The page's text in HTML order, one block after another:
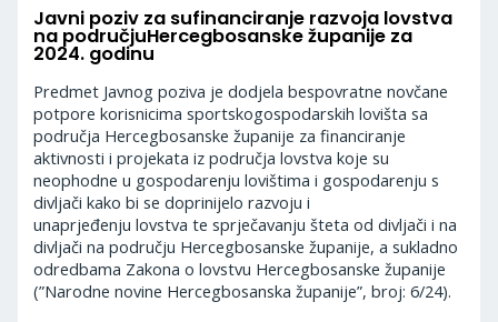
Javni poziv za sufinanciranje razvoja lovstva
na područjuHercegbosanske županije za
2024. godinu
Predmet Javnog poziva je dodjela bespovratne novčane
potpore korisnicima sportskogospodarskih lovišta sa
područja Hercegbosanske županije za financiranje
aktivnosti i projekata iz područja lovstva koje su
neophodne u gospodarenju lovištima i gospodarenju s
divljači kako bi se doprinijelo razvoju i
unaprjeđenju lovstva te sprječavanju šteta od divljači i na
divljači na području Hercegbosanske županije, a sukladno
odredbama Zakona o lovstvu Hercegbosanske županije
(”Narodne novine Hercegbosanska županije”, broj: 6/24).